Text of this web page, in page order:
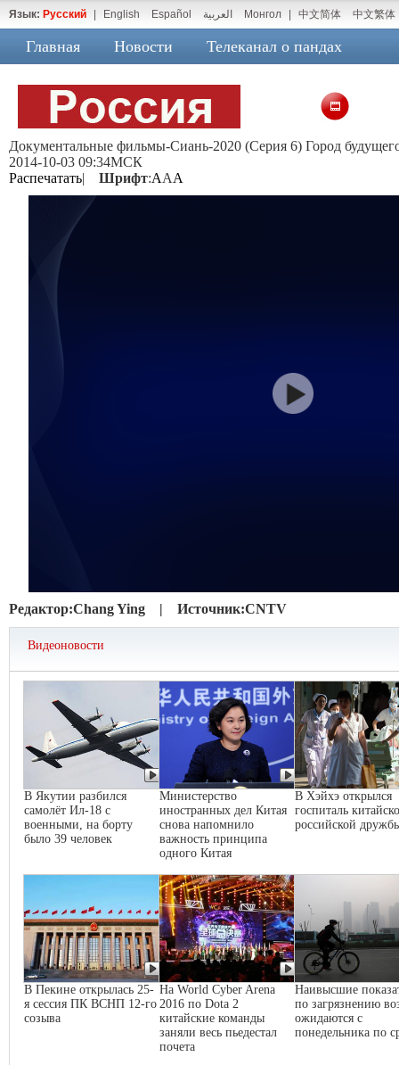
Язык: Русский English Español العربية Монгол 中文简体 中文繁体
Главная Новости Телеканал о пандах
Документальные фильмы-Сиань-2020 (Серия 6) Город
2014-10-03 09:34МСК
Распечатать| Шрифт:AAA
Редактор:Chang Ying | Источник:CNTV
Видеоновости
В Якутии разбился
самолёт Ил-18 с
военными, на борту
было 39 человек
Министерство
иностранных дел Китая
снова напомнило
важность принципа
одного Китая
В Хэйхэ открылся
госпиталь
российской
В Пекине открылась 25-
я сессия ПК ВСНП 12-го
созыва
На World Cyber Arena
2016 по Dota 2
китайские команды
заняли весь пьедестал
почета
Наивысшие
по загрязнению
ожидаются с
понедельника по